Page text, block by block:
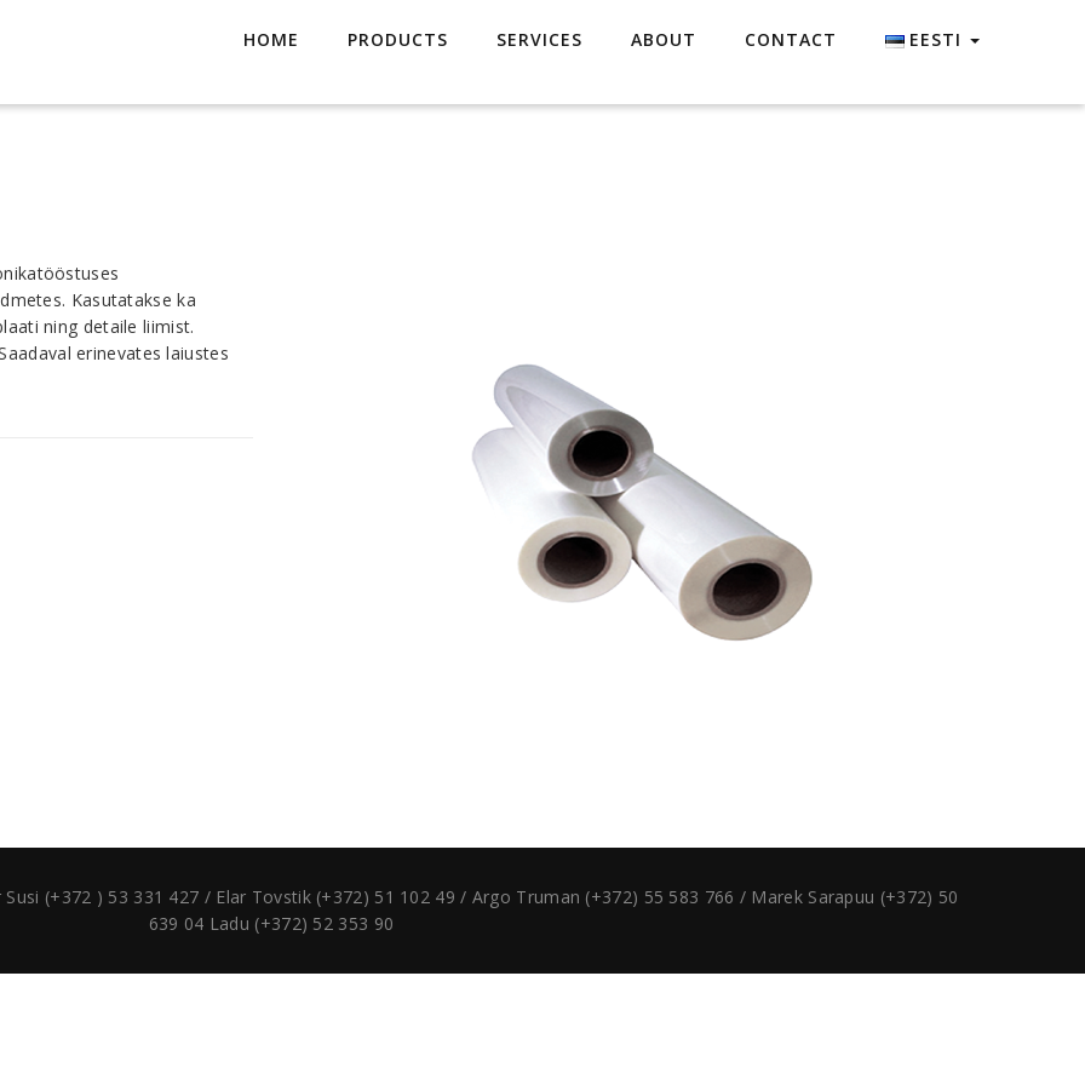
HOME PRODUCTS SERVICES ABOUT CONTACT EESTI
Kasutatakse ka
ning detaile liimist.
erinevates laiustes
(+372 ) 53 331 427 / Elar Tovstik (+372) 51 102 49 / Argo Truman (+372) 55 583 766 / Marek Sarapuu (+372) 50
639 04 Ladu (+372) 52 353 90